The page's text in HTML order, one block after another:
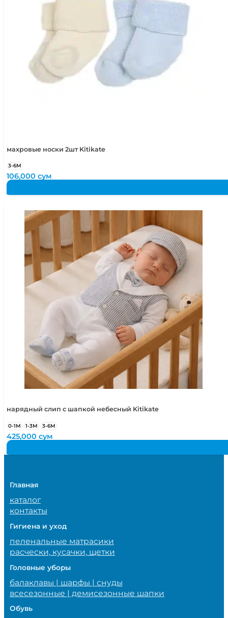
махровые носки 2шт Kitikate
3-6М
106,000сум
нарядный слип с шапкой небесный Kitikate
0-1М 1-3М 3-6М
425,000сум
Главная
каталог
контакты
Гигиена и уход
пеленальные матрасики
расчески, кусачки, щетки
Головные уборы
балаклавы | шарфы | снуды
всесезонные | демисезонные шапки
Обувь